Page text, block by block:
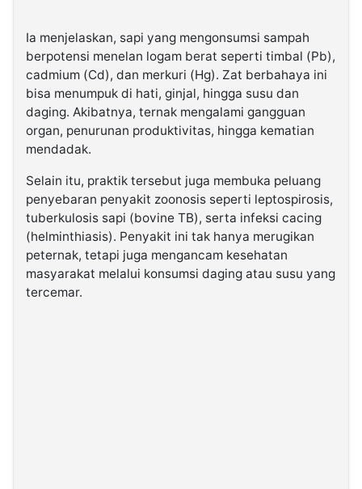
Ia menjelaskan, sapi yang mengonsumsi sampah
berpotensi menelan logam berat seperti timbal (Pb),
cadmium (Cd), dan merkuri (Hg). Zat berbahaya ini
bisa menumpuk di hati, ginjal, hingga susu dan
daging. Akibatnya, ternak mengalami gangguan
organ, penurunan produktivitas, hingga kematian
mendadak.
Selain itu, praktik tersebut juga membuka peluang
penyebaran penyakit zoonosis seperti leptospirosis,
tuberkulosis sapi (bovine TB), serta infeksi cacing
(helminthiasis). Penyakit ini tak hanya merugikan
peternak, tetapi juga mengancam kesehatan
masyarakat melalui konsumsi daging atau susu yang
tercemar.